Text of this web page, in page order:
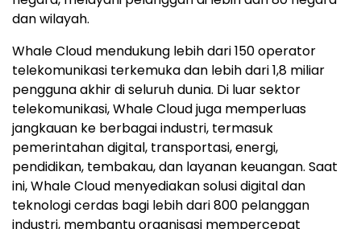
dan wilayah.
Whale Cloud mendukung lebih dari 150 operator
telekomunikasi terkemuka dan lebih dari 1,8 miliar
pengguna akhir di seluruh dunia. Di luar sektor
telekomunikasi, Whale Cloud juga memperluas
jangkauan ke berbagai industri, termasuk
pemerintahan digital, transportasi, energi,
pendidikan, tembakau, dan layanan keuangan. Saat
ini, Whale Cloud menyediakan solusi digital dan
teknologi cerdas bagi lebih dari 800 pelanggan
industri, membantu organisasi mempercepat